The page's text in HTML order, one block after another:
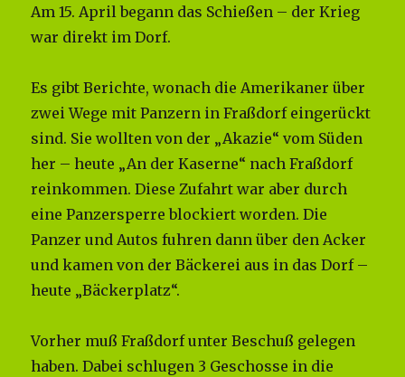
Am 15. April begann das Schießen – der Krieg
war direkt im Dorf.
Es gibt Berichte, wonach die Amerikaner über
zwei Wege mit Panzern in Fraßdorf eingerückt
sind. Sie wollten von der „Akazie“ vom Süden
her – heute „An der Kaserne“ nach Fraßdorf
reinkommen. Diese Zufahrt war aber durch
eine Panzersperre blockiert worden. Die
Panzer und Autos fuhren dann über den Acker
und kamen von der Bäckerei aus in das Dorf –
heute „Bäckerplatz“.
Vorher muß Fraßdorf unter Beschuß gelegen
haben. Dabei schlugen 3 Geschosse in die